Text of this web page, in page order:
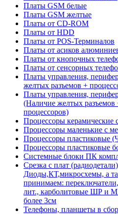
Платы GSM белые
Платы GSM желтые
Платы от CD-ROM
Платы от HDD
Платы от POS-Терминалов
Платы от асиков
Платы от кнопочных
Платы от сенсорных
Платы управления,
желтых разъемов +
Платы управления,
(Наличие желтых
процессоров)
Процессоры керамические
Процессоры маленькие с
Процессоры пластиковые
Процессоры пластиковые
Системные блоки ПК
Срезка с плат
Диоды,КТ,микросхемы, а
принимаем:
лит., карболитовые ШР и
более 3см
Телефоны, планшеты в